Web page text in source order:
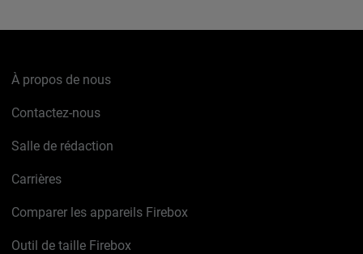
À propos de nous
Contactez-nous
Salle de rédaction
Carrières
Comparer les appareils Firebox
Outil de taille Firebox